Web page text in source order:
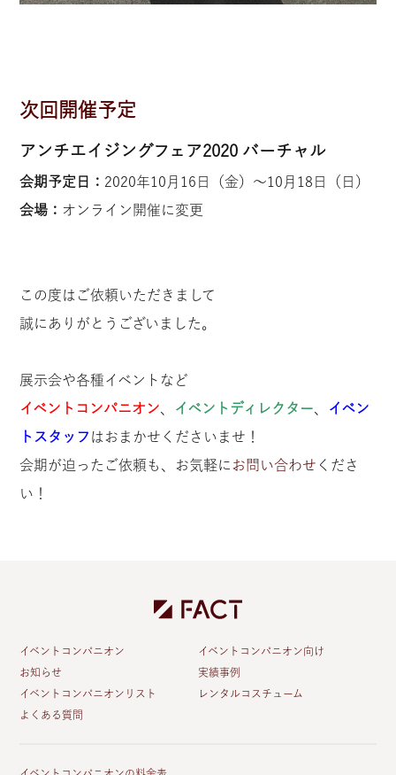
次回開催予定
アンチエイジングフェア2020 バーチャル
会期予定日： 2020年10月16日（金）〜10月18日（日）
会場： オンライン開催に変更
この度はご依頼いただきまして
誠にありがとうございました。
展示会や各種イベントなど
イベントコンパニオン
イベントディレクター
イベン
トスタッフ はおまかせくださいませ！
会期が迫ったご依頼も、お気軽にお問い合わせ くださ
い！
イベントコンパニオン
イベントコンパニオン向け
お知らせ
実績事例
イベントコンパニオンリスト
レンタルコスチューム
よくある質問